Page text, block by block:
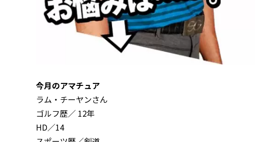
今月のアマチュア
ラム・チーヤンさん
ゴルフ歴／ 12年
HD／14